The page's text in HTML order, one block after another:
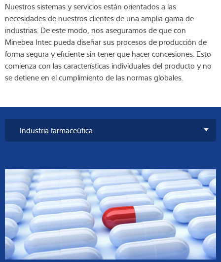
Nuestros sistemas y servicios están orientados a las
necesidades de nuestros clientes de una amplia gama de
industrias. De este modo, nos aseguramos de que con
Minebea Intec pueda diseñar sus procesos de producción de
forma segura y eficiente sin tener que hacer concesiones. Esto
comienza con las características individuales del producto y no
se detiene en el cumplimiento de las normas globales.